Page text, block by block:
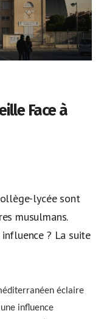
Face à
lycée sont
musulmans.
? La suite
éclaire
influence